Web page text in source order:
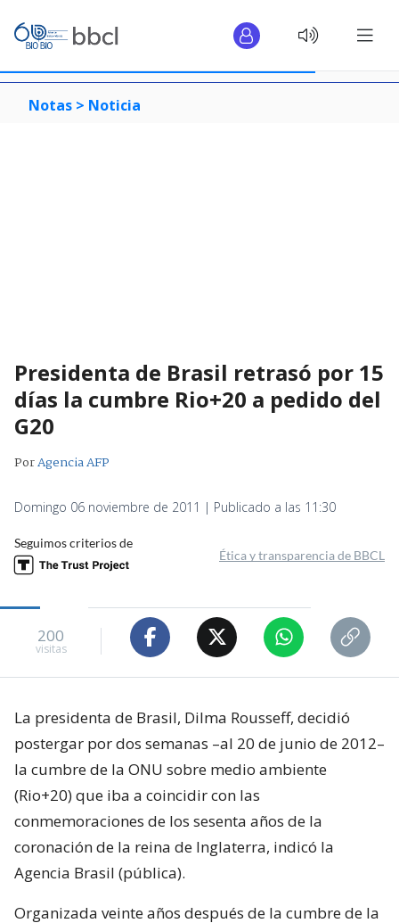
Notas > Noticia
Presidenta de Brasil retrasó por 15
días la cumbre Rio+20 a pedido del
G20
PorAgencia AFP
Domingo 06 noviembre de 2011 | Publicado a las 11:30
Seguimos criterios de
Ética y transparencia de BBCL
200
visitas
La presidenta de Brasil, Dilma Rousseff, decidió
postergar por dos semanas –al 20 de junio de 2012–
la cumbre de la ONU sobre medio ambiente
(Rio+20) que iba a coincidir con las
conmemoraciones de los sesenta años de la
coronación de la reina de Inglaterra, indicó la
Agencia Brasil (pública).
Organizada veinte años después de la cumbre de la